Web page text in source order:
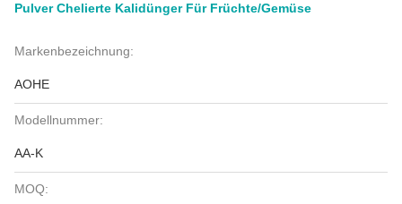
Pulver Chelierte Kalidünger Für Früchte/Gemüse
Markenbezeichnung:
AOHE
Modellnummer:
AA-K
MOQ: